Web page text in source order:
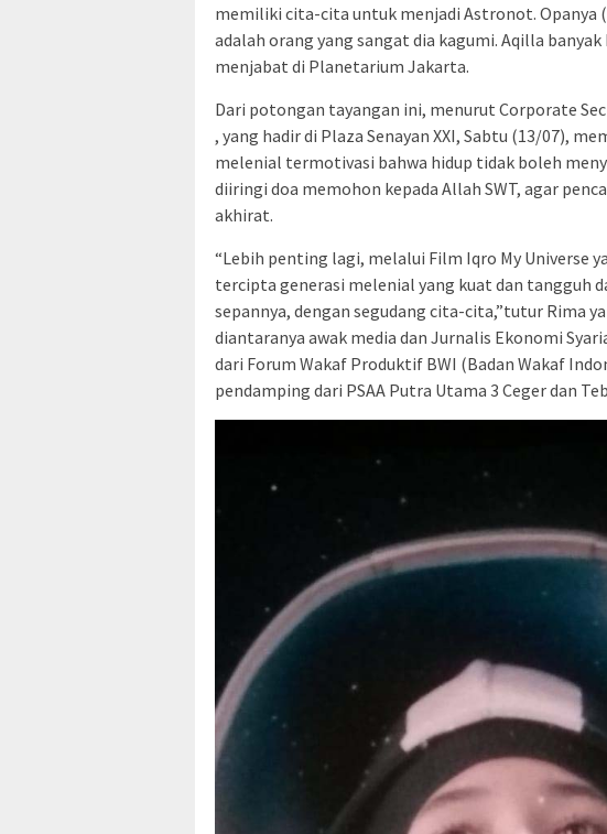
memiliki cita-cita untuk menjadi Astronot. Opanya
adalah orang yang sangat dia kagumi. Aqilla
menjabat di Planetarium Jakarta.
Dari potongan tayangan ini, menurut Corporate
, yang hadir di Plaza Senayan XXI, Sabtu (13/07),
melenial termotivasi bahwa hidup tidak boleh
diiringi doa memohon kepada Allah SWT, agar
akhirat.
“Lebih penting lagi, melalui Film Iqro My Universe
tercipta generasi melenial yang kuat dan tangguh
sepannya, dengan segudang cita-cita,”tutur Rima
diantaranya awak media dan Jurnalis Ekonomi
dari Forum Wakaf Produktif BWI (Badan Wakaf
pendamping dari PSAA Putra Utama 3 Ceger dan